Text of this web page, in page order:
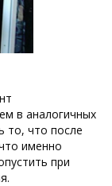
в аналогичных
то, что после
именно
при